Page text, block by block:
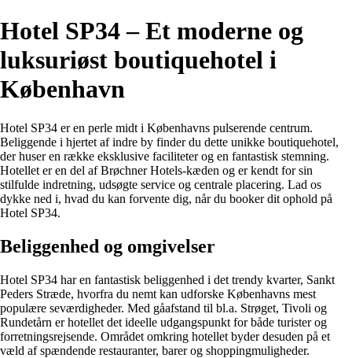
Hotel SP34 – Et moderne og
luksuriøst boutiquehotel i
København
Hotel SP34 er en perle midt i Københavns pulserende centrum.
Beliggende i hjertet af indre by finder du dette unikke boutiquehotel,
der huser en række eksklusive faciliteter og en fantastisk stemning.
Hotellet er en del af Brøchner Hotels-kæden og er kendt for sin
stilfulde indretning, udsøgte service og centrale placering. Lad os
dykke ned i, hvad du kan forvente dig, når du booker dit ophold på
Hotel SP34.
Beliggenhed og omgivelser
Hotel SP34 har en fantastisk beliggenhed i det trendy kvarter, Sankt
Peders Stræde, hvorfra du nemt kan udforske Københavns mest
populære seværdigheder. Med gåafstand til bl.a. Strøget, Tivoli og
Rundetårn er hotellet det ideelle udgangspunkt for både turister og
forretningsrejsende. Området omkring hotellet byder desuden på et
væld af spændende restauranter, barer og shoppingmuligheder.